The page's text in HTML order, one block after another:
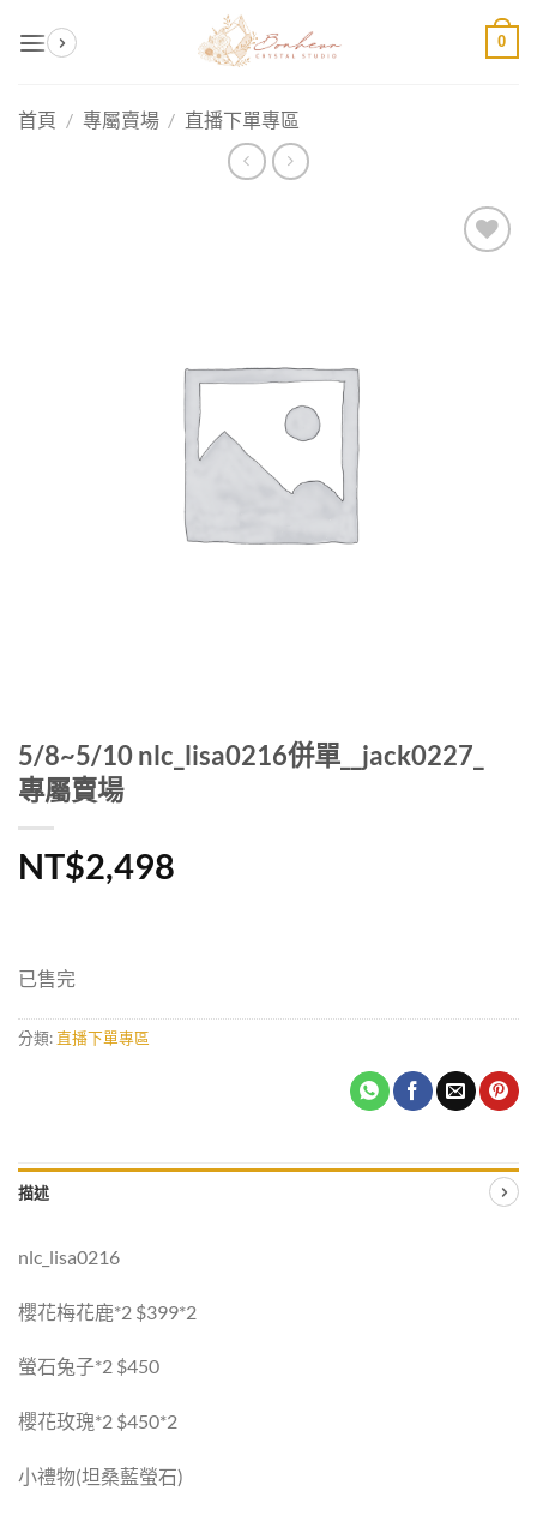
0
首頁 / 專屬賣場 / 直播下單專區
5/8~5/10 nlc_lisa0216併單__jack0227_
專屬賣場
NT$2,498
已售完
分類: 直播下單專區
描述
nlc_lisa0216
櫻花梅花鹿*2 $399*2
螢石兔子*2 $450
櫻花玫瑰*2 $450*2
小禮物(坦桑藍螢石)